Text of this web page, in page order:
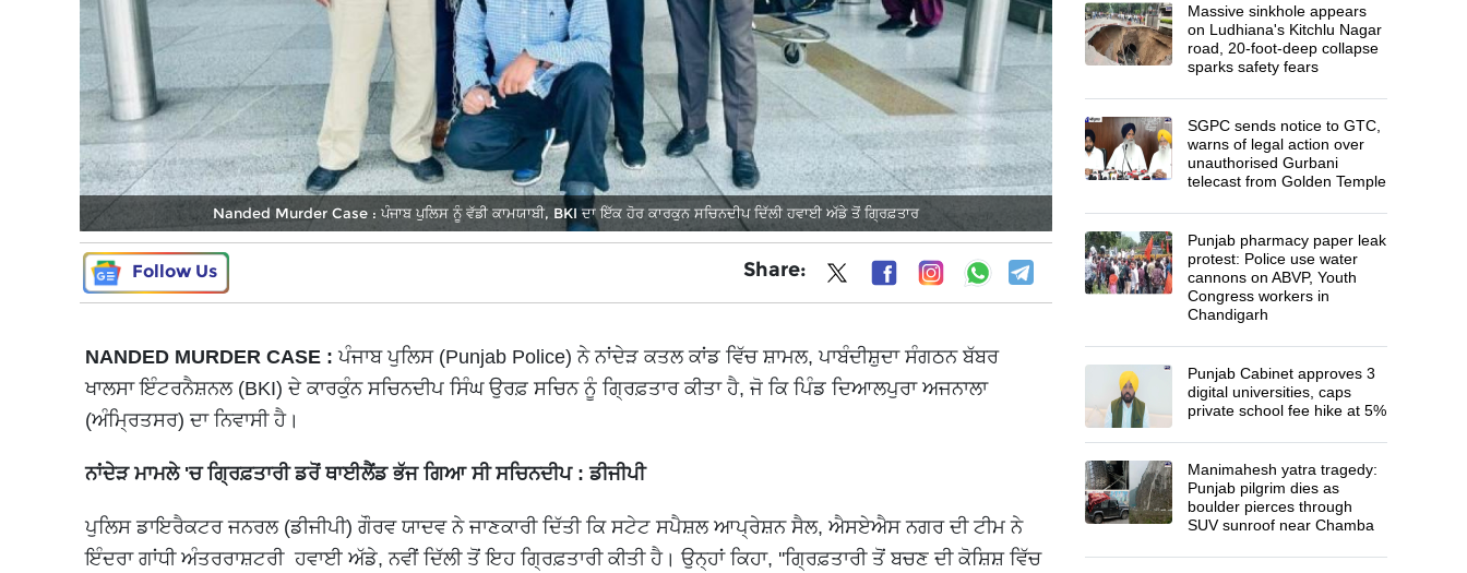
Nanded Murder Case : ਪੰਜਾਬ ਪੁਲਿਸ ਨੂੰ ਵੱਡੀ ਕਾਮਯਾਬੀ, BKI ਦਾ ਇੱਕ ਹੋਰ ਕਾਰਕੁਨ ਸਚਿਨਦੀਪ ਦਿੱਲੀ ਹਵਾਈ ਅੱਡੇ ਤੋਂ ਗ੍ਰਿਫ਼ਤਾਰ
Follow Us Share:
NANDED MURDER CASE : ਪੰਜਾਬ ਪੁਲਿਸ (Punjab Police) ਨੇ ਨਾਂਦੇੜ ਕਤਲ ਕਾਂਡ ਵਿੱਚ ਸ਼ਾਮਲ, ਪਾਬੰਦੀਸ਼ੁਦਾ ਸੰਗਠਨ ਬੱਬਰ
ਖਾਲਸਾ ਇੰਟਰਨੈਸ਼ਨਲ (BKI) ਦੇ ਕਾਰਕੁੰਨ ਸਚਿਨਦੀਪ ਸਿੰਘ ਉਰਫ਼ ਸਚਿਨ ਨੂੰ ਗ੍ਰਿਫ਼ਤਾਰ ਕੀਤਾ ਹੈ, ਜੋ ਕਿ ਪਿੰਡ ਦਿਆਲਪੁਰਾ ਅਜਨਾਲਾ
(ਅੰਮ੍ਰਿਤਸਰ) ਦਾ ਨਿਵਾਸੀ ਹੈ।
ਨਾਂਦੇੜ ਮਾਮਲੇ 'ਚ ਗ੍ਰਿਫ਼ਤਾਰੀ ਡਰੋਂ ਥਾਈਲੈਂਡ ਭੱਜ ਗਿਆ ਸੀ ਸਚਿਨਦੀਪ : ਡੀਜੀਪੀ
ਪੁਲਿਸ ਡਾਇਰੈਕਟਰ ਜਨਰਲ (ਡੀਜੀਪੀ) ਗੌਰਵ ਯਾਦਵ ਨੇ ਜਾਣਕਾਰੀ ਦਿੱਤੀ ਕਿ ਸਟੇਟ ਸਪੈਸ਼ਲ ਆਪ੍ਰੇਸ਼ਨ ਸੈਲ, ਐਸਏਐਸ ਨਗਰ ਦੀ ਟੀਮ ਨੇ
ਇੰਦਰਾ ਗਾਂਧੀ ਅੰਤਰਰਾਸ਼ਟਰੀ ਹਵਾਈ ਅੱਡੇ, ਨਵੀਂ ਦਿੱਲੀ ਤੋਂ ਇਹ ਗ੍ਰਿਫ਼ਤਾਰੀ ਕੀਤੀ ਹੈ। ਉਨ੍ਹਾਂ ਕਿਹਾ, ''ਗ੍ਰਿਫ਼ਤਾਰੀ ਤੋਂ ਬਚਣ ਦੀ ਕੋਸ਼ਿਸ਼ ਵਿੱਚ
Massive sinkhole appears
on Ludhiana's Kitchlu Nagar
road, 20-foot-deep collapse
sparks safety fears
SGPC sends notice to GTC,
warns of legal action over
unauthorised Gurbani
telecast from Golden Temple
Punjab pharmacy paper leak
protest: Police use water
cannons on ABVP, Youth
Congress workers in
Chandigarh
Punjab Cabinet approves 3
digital universities, caps
private school fee hike at 5%
Manimahesh yatra tragedy:
Punjab pilgrim dies as
boulder pierces through
SUV sunroof near Chamba